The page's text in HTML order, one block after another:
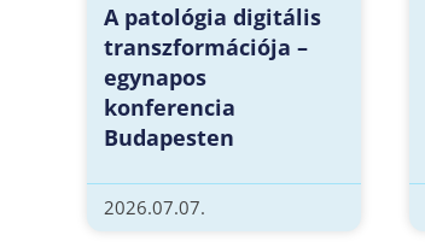
A patológia digitális
transzformációja –
egynapos
konferencia
Budapesten
2026.07.07.